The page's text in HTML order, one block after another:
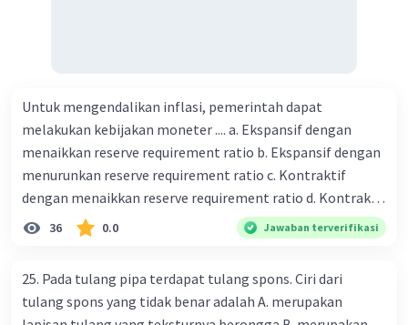
Untuk mengendalikan inflasi, pemerintah dapat
melakukan kebijakan moneter .... a. Ekspansif dengan
menaikkan reserve requirement ratio b. Ekspansif dengan
menurunkan reserve requirement ratio c. Kontraktif
dengan menaikkan reserve requirement ratio d. Kontraktif
dengan menurunkan reserve requirement ratio e.
Ekspansif dengan menaikkan tingkat diskonto Bila Bank
ceteris paribus maka .... a. Menimbulkan inflasi di mana
bentuk kurva jumlah uang beredar (penawaran uang) naik
36 0.0 Jawaban terverifikasi
25. Pada tulang pipa terdapat tulang spons. Ciri dari
tulang spons yang tidak benar adalah A. merupakan